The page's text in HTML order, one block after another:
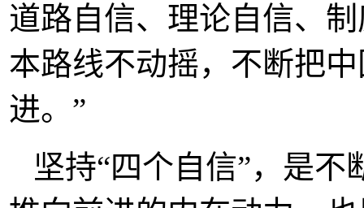
道路自信、理论自信、
本路线不动摇，不断把
进。”
坚持“四个自信”，是